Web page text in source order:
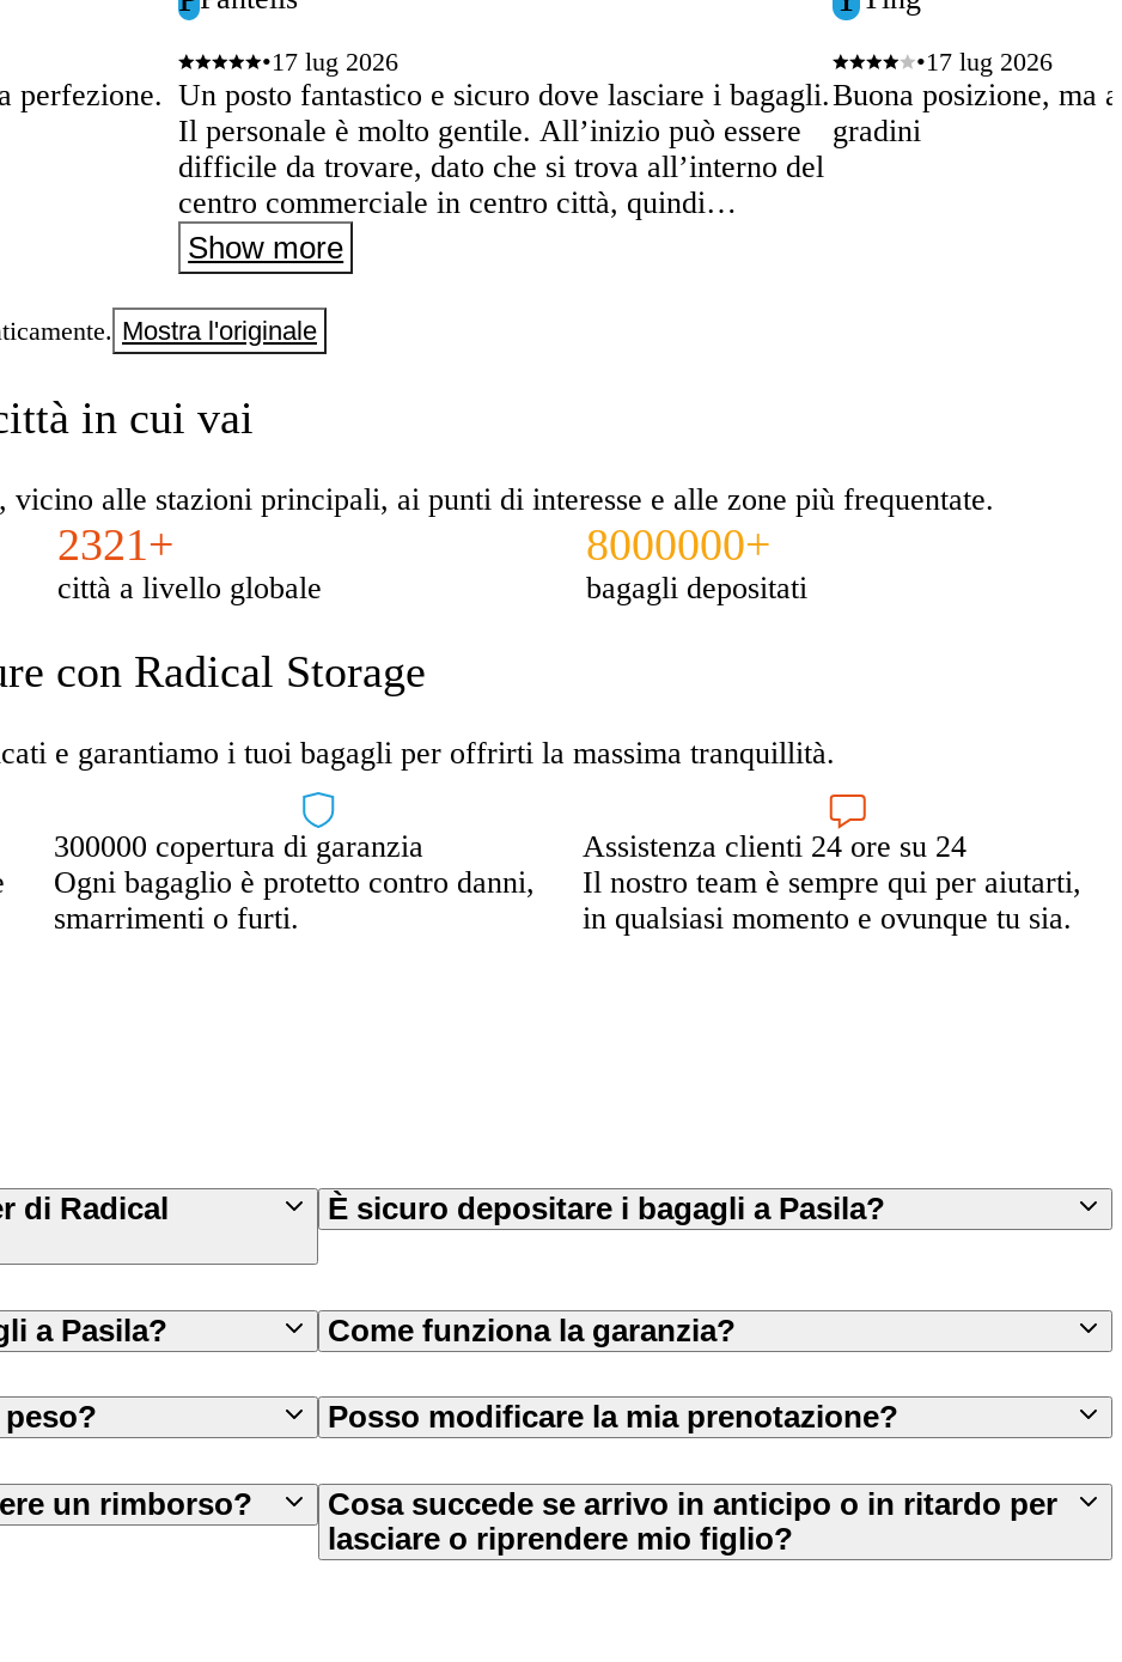
perfezione.
•17 lug 2026
Un posto fantastico e sicuro dove lasciare i bagagli.
Il personale è molto gentile. All’inizio può essere
difficile da trovare, dato che si trova all’interno del
centro commerciale in centro città, quindi
assicuratevi di leggere le altre recensioni e di dare
un’occhiata alle foto corrispondenti.
Show more
•17 lug 2026
Buona posizione, ma
gradini
Mostra l'originale
in cui vai
alle stazioni principali, ai punti di interesse e alle zone più frequentate.
2321+
città a livello globale
8000000+
bagagli depositati
con Radical Storage
e garantiamo i tuoi bagagli per offrirti la massima tranquillità.
300000 copertura di garanzia
Ogni bagaglio è protetto contro danni,
smarrimenti o furti.
Assistenza clienti 24 ore su 24
Il nostro team è sempre qui per aiutarti,
in qualsiasi momento e ovunque tu sia.
di Radical
È sicuro depositare i bagagli a Pasila?
a Pasila? Come funziona la garanzia?
Posso modificare la mia prenotazione?
un rimborso?
Cosa succede se arrivo in anticipo o in ritardo per
lasciare o riprendere mio figlio?